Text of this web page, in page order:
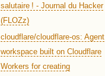
salutaire ! - Journal du Hacker
(FLOZz)
cloudflare/cloudflare-os: Agent
workspace built on Cloudflare
Workers for creating